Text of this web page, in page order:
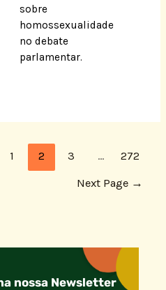
sobre
homossexualidade
no debate
parlamentar.
1 2 3 … 272
Next Page →
nossa Newsletter